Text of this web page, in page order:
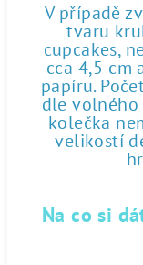
V případě
tvaru
cupcakes,
cca 4,5 cm
papíru.
dle volného
kolečka
velikostí
Na co si